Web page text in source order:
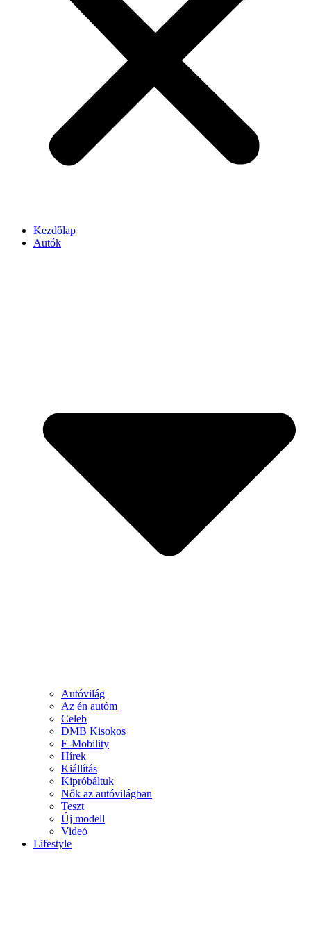
Kezdőlap
Autók
Autóvilág
Az én autóm
Celeb
DMB Kisokos
E-Mobility
Hírek
Kiállítás
Kipróbáltuk
Nők az autóvilágban
Teszt
Új modell
Videó
Lifestyle